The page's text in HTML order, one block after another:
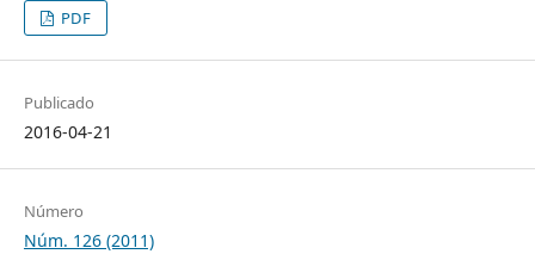
PDF
Publicado
2016-04-21
Número
Núm. 126 (2011)